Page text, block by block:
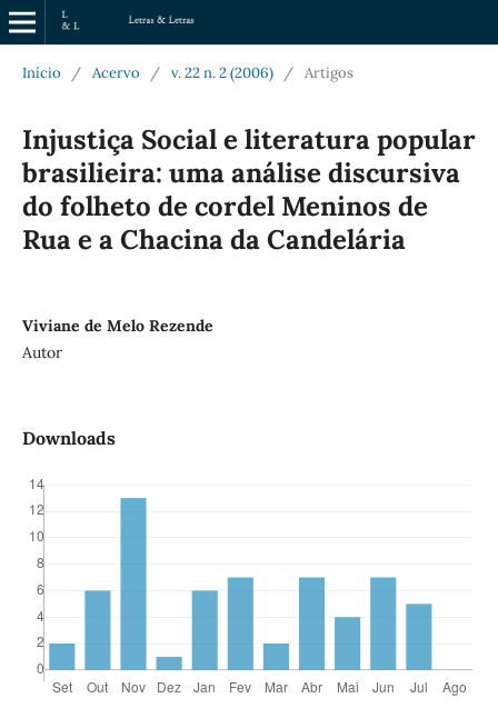
Início / Acervo / v. 22 n. 2 (2006) / Artigos
Injustiça Social e literatura popular
brasilieira: uma análise discursiva
do folheto de cordel Meninos de
Rua e a Chacina da Candelária
Viviane de Melo Rezende
Autor
Downloads